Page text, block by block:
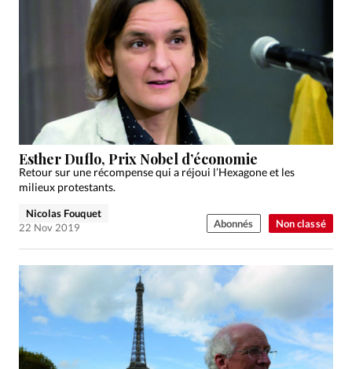
Non classé
Esther Duflo, Prix Nobel d’économie
Retour sur une récompense qui a réjoui l’Hexagone et les
milieux protestants.
Nicolas Fouquet
22 Nov 2019
Abonnés